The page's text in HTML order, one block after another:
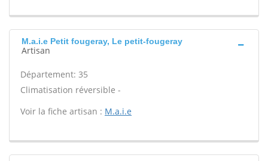
M.a.i.e Petit fougeray, Le petit-fougeray
Artisan
Département: 35
Climatisation réversible -
Voir la fiche artisan : M.a.i.e